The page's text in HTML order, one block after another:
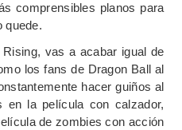
comprensibles planos para
quede.
vas a acabar igual de
los fans de Dragon Ball al
hacer guiños al
en la película con calzador,
de zombies con acción